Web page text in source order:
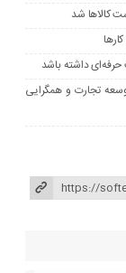
کالاها شد
داشته باشد
تجارت و همگرایی